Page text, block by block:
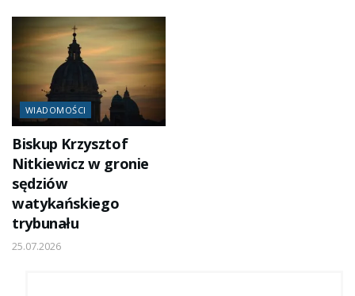
WIADOMOŚCI
Biskup Krzysztof
Nitkiewicz w gronie
sędziów
watykańskiego
trybunału
25.07.2026